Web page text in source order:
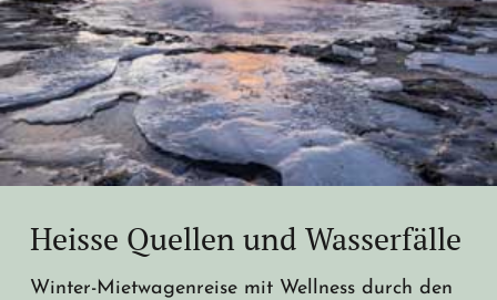
Heisse Quellen und Wasserfälle
Winter-Mietwagenreise mit Wellness durch den